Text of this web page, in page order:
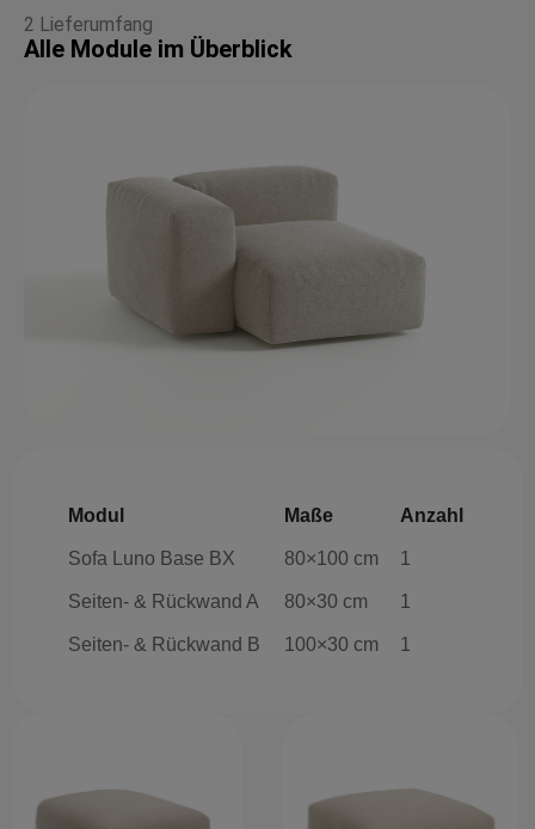
2 Lieferumfang
Alle Module im Überblick
Modul Maße Anzahl
Sofa Luno Base BX 80×100 cm 1
Seiten- & Rückwand A 80×30 cm 1
Seiten- & Rückwand B 100×30 cm 1